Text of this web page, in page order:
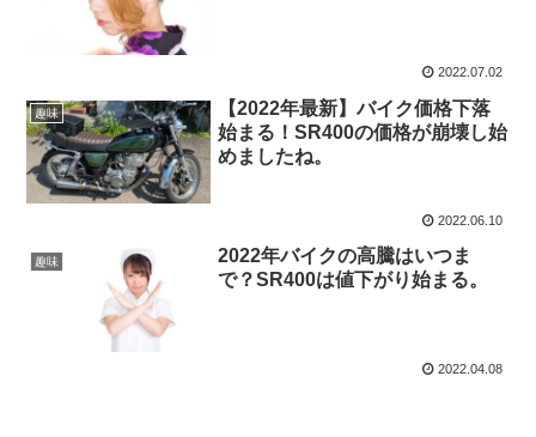
2022.07.02
趣味
【2022年最新】バイク価格下落
始まる！SR400の価格が崩壊し始
めましたね。
2022.06.10
趣味
2022年バイクの高騰はいつま
で？SR400は値下がり始まる。
2022.04.08